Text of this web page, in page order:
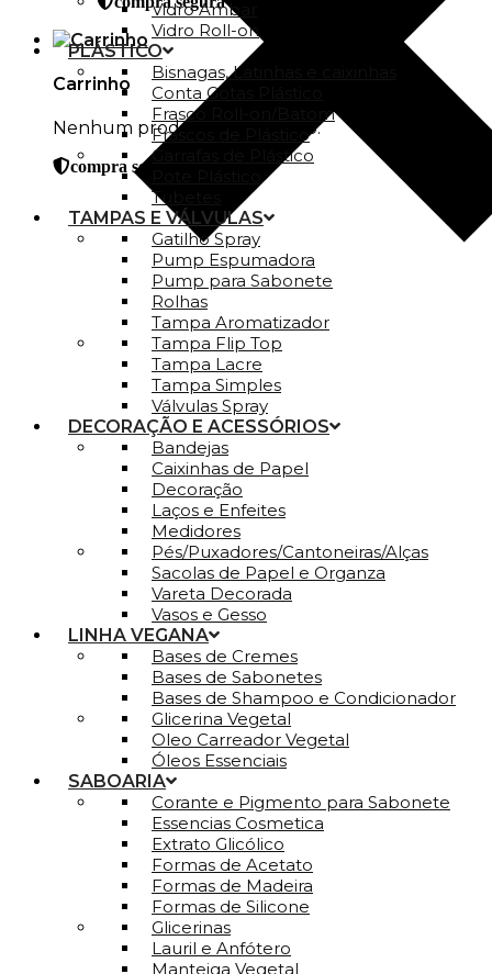
Carrinho
Nenhum produto no carrinho.
compra segura
Vidro Ambar
Vidro Roll-on
PLÁSTICO
Bisnagas, Latinhas e caixinhas
Conta Gotas Plástico
Frasco Roll-on/Batom
Frascos de Plástico
Garrafas de Plástico
Tubetes
TAMPAS E VÁLVULAS
Gatilho Spray
Pump Espumadora
Pump para Sabonete
Rolhas
Tampa Aromatizador
Tampa Flip Top
Tampa Lacre
Tampa Simples
Válvulas Spray
DECORAÇÃO E ACESSÓRIOS
Bandejas
Caixinhas de Papel
Decoração
Laços e Enfeites
Medidores
Pés/Puxadores/Cantoneiras/Alças
Sacolas de Papel e Organza
Vareta Decorada
Vasos e Gesso
LINHA VEGANA
Bases de Cremes
Bases de Sabonetes
Bases de Shampoo e Condicionador
Glicerina Vegetal
Oleo Carreador Vegetal
Óleos Essenciais
SABOARIA
Corante e Pigmento para Sabonete
Essencias Cosmetica
Extrato Glicólico
Formas de Acetato
Formas de Madeira
Formas de Silicone
Glicerinas
Lauril e Anfótero
Manteiga Vegetal